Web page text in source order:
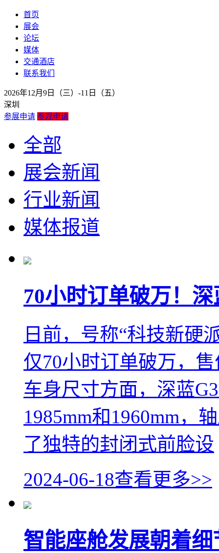
首页
展会
论坛
媒体
交通酒店
联系我们
2026年12月9日（三）-11日（五）
深圳
参展申请 参观申请
全部
展会新闻
行业新闻
媒体报道
70小时订单破万！
日前，号称“科技新硬
仅70小时订单破万，
车身尺寸方面，深蓝
1985mm和1960mm，
了独特的封闭式前脸设
2024-06-18查看更多>>
智能座舱发展朝着细